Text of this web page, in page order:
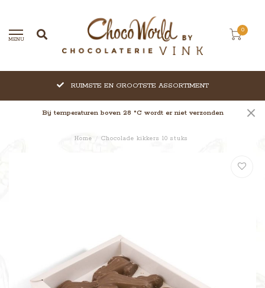
MENU
0
RUIMSTE EN GROOTSTE ASSORTIMENT
Bij temperaturen boven 28 °C wordt er niet verzonden
Home / Chocolade kikkers 10 stuks